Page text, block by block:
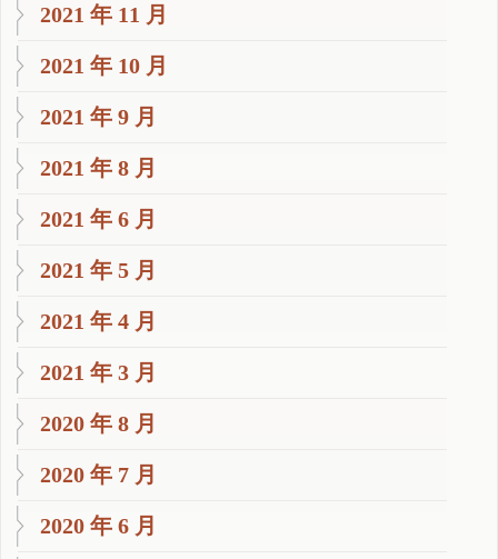
2021 年 11 月
2021 年 10 月
2021 年 9 月
2021 年 8 月
2021 年 6 月
2021 年 5 月
2021 年 4 月
2021 年 3 月
2020 年 8 月
2020 年 7 月
2020 年 6 月